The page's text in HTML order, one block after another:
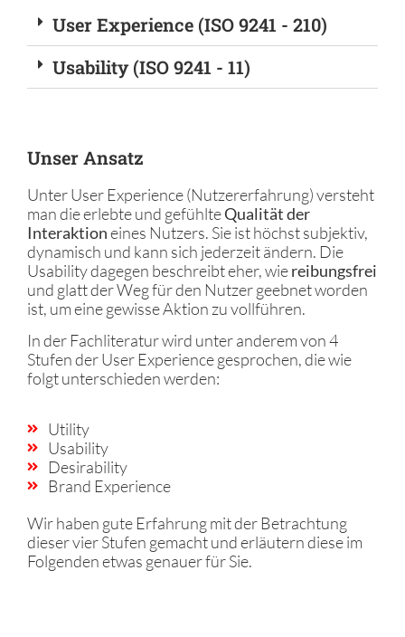
User Experience (ISO 9241 - 210)
Usability (ISO 9241 - 11)
Unser Ansatz
Unter User Experience (Nutzererfahrung) versteht
man die erlebte und gefühlteQualität der
Interaktioneines Nutzers. Sie ist höchst subjektiv,
dynamisch und kann sich jederzeit ändern. Die
Usability dagegen beschreibt eher, wiereibungsfrei
und glatt der Weg für den Nutzer geebnet worden
ist, um eine gewisse Aktion zu vollführen.
In der Fachliteratur wird unter anderem von 4
Stufen der User Experience gesprochen, die wie
folgt unterschieden werden:
Utility
Usability
Desirability
Brand Experience
Wir haben gute Erfahrung mit der Betrachtung
dieser vier Stufen gemacht und erläutern diese im
Folgenden etwas genauer für Sie.